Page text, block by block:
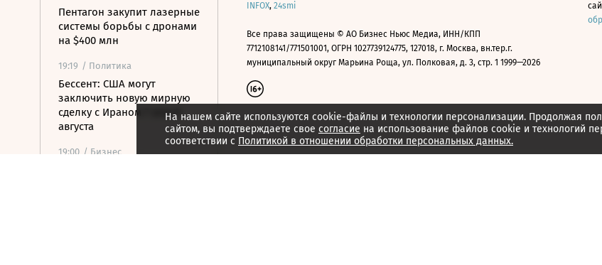
Пентагон закупит лазерные
системы борьбы с дронами
на $400 млн
19:19 / Политика
Бессент: США могут
заключить новую мирную
сделку с Ираном 7 или 8
августа
19:00 / Бизнес
На нашем сайте используются cookie-файлы и технологии персонализации. Продолжая
сайтом, вы подтверждаете свое согласие на использование файлов cookie и технологий
соответствии с Политикой в отношении обработки персональных данных.
INFOX, 24smi
Все права защищены © АО Бизнес Ньюс Медиа, ИНН/КПП
7712108141/771501001, ОГРН 1027739124775, 127018, г. Москва, вн.тер.г.
муниципальный округ Марьина Роща, ул. Полковая, д. 3, стр. 1 1999—2026